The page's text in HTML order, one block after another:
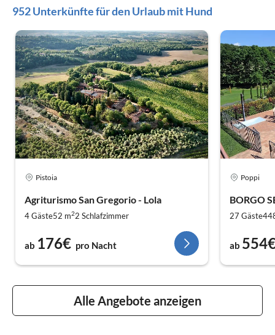
952 Unterkünfte für den Urlaub mit Hund
Pistoia
Agriturismo San Gregorio - Lola
4 Gäste52 m22 Schlafzimmer
ab 176€ pro Nacht
Poppi
BORGO
27 Gäste
ab
Alle Angebote anzeigen